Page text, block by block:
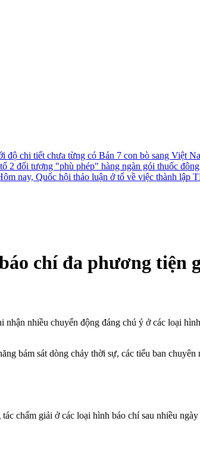
độ chi tiết chưa từng có Bán 7 con bò sang Việt
2 đối tượng "phù phép" hàng ngàn gói thuốc
nay, Quốc hội thảo luận ở tổ về việc thành lập
chí đa phương tiện
nhiều chuyển động đáng chú ý ở các loại
bám sát dòng chảy thời sự, các tiểu ban
chấm giải ở các loại hình báo chí sau nhiều